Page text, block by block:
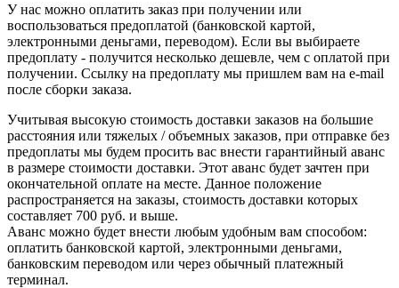
У нас можно оплатить заказ при получении или
воспользоваться предоплатой (банковской картой,
электронными деньгами, переводом). Если вы выбираете
предоплату - получится несколько дешевле, чем с оплатой при
получении. Ссылку на предоплату мы пришлем вам на e-mail
после сборки заказа.
Учитывая высокую стоимость доставки заказов на большие
расстояния или тяжелых / объемных заказов, при отправке без
предоплаты мы будем просить вас внести гарантийный аванс
в размере стоимости доставки. Этот аванс будет зачтен при
окончательной оплате на месте. Данное положение
распространяется на заказы, стоимость доставки которых
составляет 700 руб. и выше.
Аванс можно будет внести любым удобным вам способом:
оплатить банковской картой, электронными деньгами,
банковским переводом или через обычный платежный
терминал.